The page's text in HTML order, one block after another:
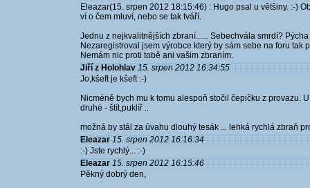
Eleazar(15. srpen 2012 18:15:46) : Hugo psal u většiny. :-)
ví o čem mluví, nebo se tak tváří.
Jednu z nejkvalitnějších zbraní...... Sebechvála smrdí?
Nezaregistroval jsem výrobce který by sám sebe na foru tak
Nemám nic proti tobě ani vašim zbraním.
Jiří z Holohlav 15. srpen 2012 16:34:55
Jo,kšeft je kšeft :-)
Nicméně bych mu k tomu alespoň stočil čepičku z provazu.
druhé - štít,puklíř ..
možná by stál za úvahu dlouhý tesák ... lehká rychlá zbraň
Eleazar 15. srpen 2012 16:16:34
:-) Jste rychlý... :-)
Eleazar 15. srpen 2012 16:15:46
Pěkný dobrý den,